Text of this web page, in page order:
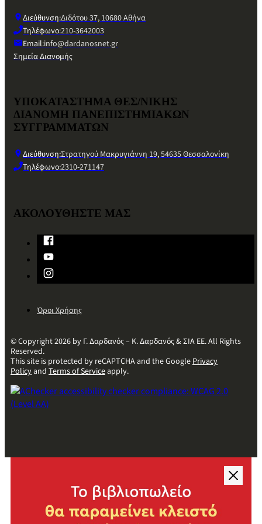
Διεύθυνση:Διδότου 37, 10680 Αθήνα
Τηλέφωνο:210-3642003
Email:info@dardanosnet.gr
Σημεία Διανομής
ΥΠΟΚΑΤΑΣΤΗΜΑ ΘΕΣ/ΝΙΚΗΣ
ΔΙΑΝΟΜΗ ΠΑΝΕΠΙΣΤΗΜΙΑΚΩΝ
ΣΥΓΓΡΑΜΜΑΤΩΝ
Διεύθυνση:Στρατηγού Μακρυγιάννη 19, 54635 Θεσσαλονίκη
Τηλέφωνο:2310-271147
ΑΚΟΛΟΥΘΗΣΤΕ ΜΑΣ
Όροι Χρήσης
© Copyright 2026 by Γ. Δαρδανός – Κ. Δαρδανός & ΣΙΑ ΕΕ. All Rights
Reserved.
This site is protected by reCAPTCHA and the GooglePrivacy
Policyand Terms of Serviceapply.